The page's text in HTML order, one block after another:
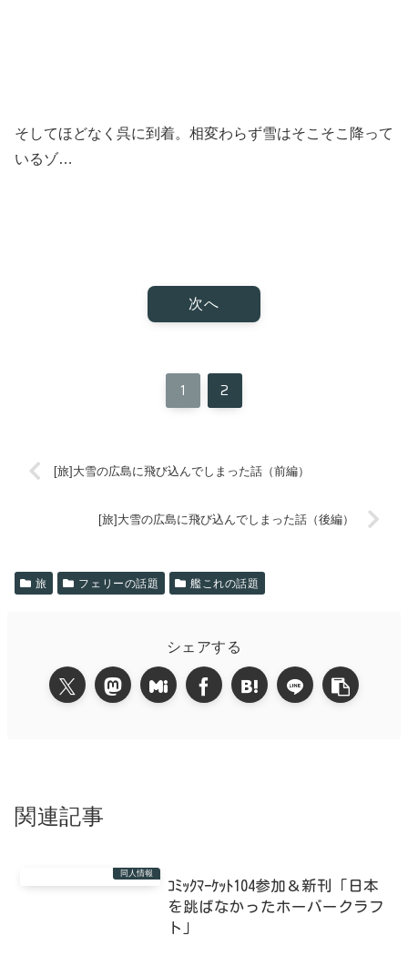
そしてほどなく呉に到着。相変わらず雪はそこそこ降って
いるゾ…
次へ
1 2
[旅]大雪の広島に飛び込んでしまった話（前編）
[旅]大雪の広島に飛び込んでしまった話（後編）
旅 フェリーの話題 艦これの話題
シェアする
関連記事
同人情報
ｺﾐｯｸﾏｰｹｯﾄ104参加＆新刊「日本
を跳ばなかったホーバークラフ
ト」